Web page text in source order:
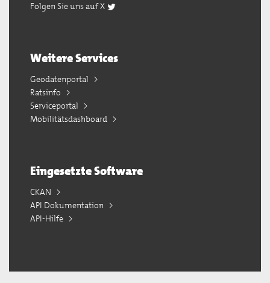
Folgen Sie uns auf X
Weitere Services
Geodatenportal
Ratsinfo
Serviceportal
Mobilitätsdashboard
Eingesetzte Software
CKAN
API Dokumentation
API-Hilfe